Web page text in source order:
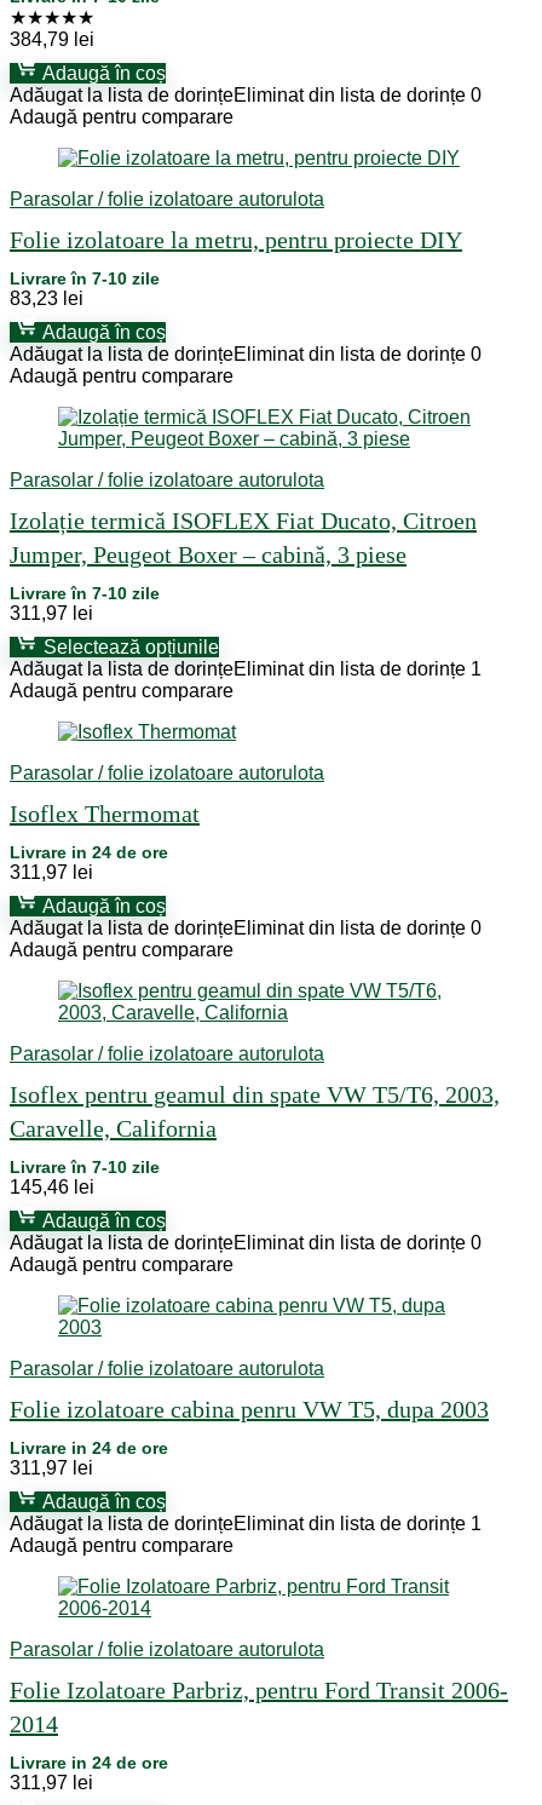
★★★★★
384,79 lei
Adaugă în coș
Adăugat la lista de dorințeEliminat din lista de dorințe 0
Adaugă pentru comparare
Parasolar / folie izolatoare autorulota
Folie izolatoare la metru, pentru proiecte DIY
Livrare în 7-10 zile
83,23 lei
Adaugă în coș
Adăugat la lista de dorințeEliminat din lista de dorințe 0
Adaugă pentru comparare
Parasolar / folie izolatoare autorulota
Izolație termică ISOFLEX Fiat Ducato, Citroen
Jumper, Peugeot Boxer – cabină, 3 piese
Livrare în 7-10 zile
311,97 lei
Selectează opțiunile
Adăugat la lista de dorințeEliminat din lista de dorințe 1
Adaugă pentru comparare
Parasolar / folie izolatoare autorulota
Isoflex Thermomat
Livrare in 24 de ore
311,97 lei
Adaugă în coș
Adăugat la lista de dorințeEliminat din lista de dorințe 0
Adaugă pentru comparare
Parasolar / folie izolatoare autorulota
Isoflex pentru geamul din spate VW T5/T6, 2003,
Caravelle, California
Livrare în 7-10 zile
145,46 lei
Adaugă în coș
Adăugat la lista de dorințeEliminat din lista de dorințe 0
Adaugă pentru comparare
Parasolar / folie izolatoare autorulota
Folie izolatoare cabina penru VW T5, dupa 2003
Livrare in 24 de ore
311,97 lei
Adaugă în coș
Adăugat la lista de dorințeEliminat din lista de dorințe 1
Adaugă pentru comparare
Parasolar / folie izolatoare autorulota
Folie Izolatoare Parbriz, pentru Ford Transit 2006-
2014
Livrare in 24 de ore
311,97 lei